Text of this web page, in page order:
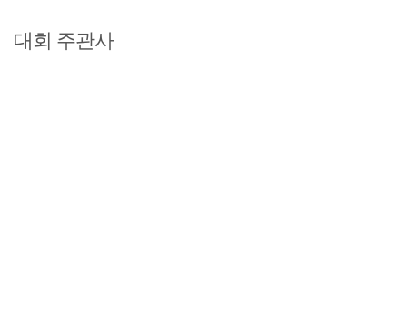
대회 주관사